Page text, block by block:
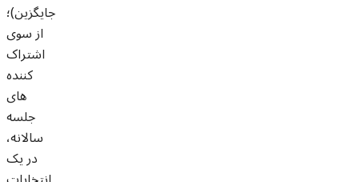
جایگزین)؛
از سوی
اشتراک
کننده
های
جلسه
سالانه،
در یک